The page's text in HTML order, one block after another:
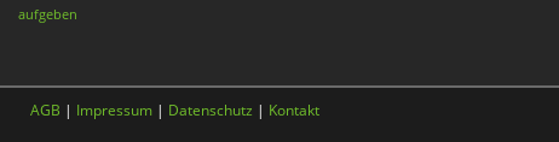
aufgeben
AGB | Impressum | Datenschutz | Kontakt